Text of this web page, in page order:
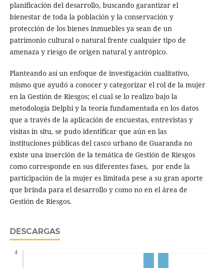
planificación del desarrollo, buscando garantizar el
bienestar de toda la población y la conservación y
protección de los bienes inmuebles ya sean de un
patrimonio cultural o natural frente cualquier tipo de
amenaza y riesgo de origen natural y antrópico.
Planteando así un enfoque de investigación cualitativo,
mismo que ayudó a conocer y categorizar el rol de la mujer
en la Gestión de Riesgos; el cual se lo realizo bajo la
metodología Delphi y la teoría fundamentada en los datos
que a través de la aplicación de encuestas, entrevistas y
visitas in situ, se pudo identificar que aún en las
instituciones públicas del casco urbano de Guaranda no
existe una inserción de la temática de Gestión de Riesgos
como corresponde en sus diferentes fases, por ende la
participación de la mujer es limitada pese a su gran aporte
que brinda para el desarrollo y como no en el área de
Gestión de Riesgos.
DESCARGAS